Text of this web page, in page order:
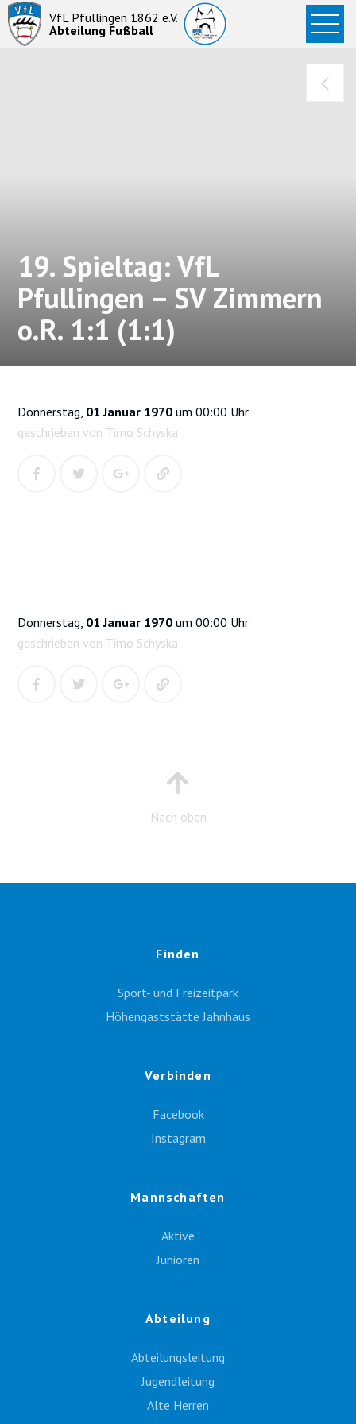
VfL Pfullingen 1862 e.V.
Abteilung Fußball
Startseite
News
19. Spieltag: VfL
Pfullingen – SV Zimmern
o.R. 1:1 (1:1)
Donnerstag, 01 Januar 1970 um 00:00 Uhr
geschrieben von Timo Schyska
Donnerstag, 01 Januar 1970 um 00:00 Uhr
geschrieben von Timo Schyska
Nach oben
Finden
Sport- und Freizeitpark
Höhengaststätte Jahnhaus
Verbinden
Facebook
Instagram
Mannschaften
Aktive
Junioren
Abteilung
Abteilungsleitung
Jugendleitung
Alte Herren